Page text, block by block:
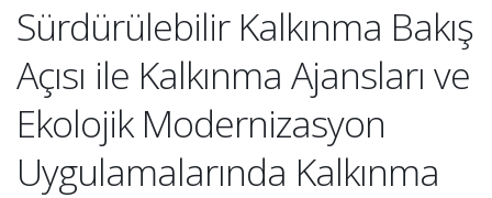
Sürdürülebilir Kalkınma Bakış
Açısı ile Kalkınma Ajansları ve
Ekolojik Modernizasyon
Uygulamalarında Kalkınma